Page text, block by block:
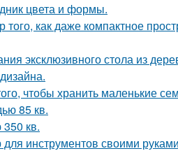
цвета и формы.
как даже компактное
эксклюзивного стола из
чтобы хранить маленькие
85 кв.
кв.
инструментов своими